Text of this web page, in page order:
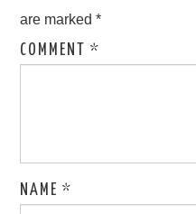
are marked*
COMMENT*
NAME*